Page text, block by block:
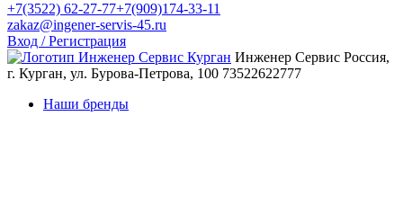
+7(3522) 62-27-77+7(909)174-33-11
zakaz@ingener-servis-45.ru
Вход / Регистрация
Инженер Сервис Россия,
г. Курган, ул. Бурова-Петрова, 100 73522622777
Наши бренды